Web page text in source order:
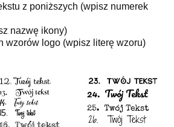
z poniższych (wpisz numerek
nazwę ikony)
wzorów logo (wpisz literę wzoru)